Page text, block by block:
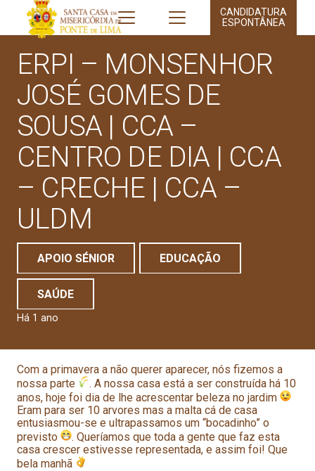
CANDIDATURA
ESPONTÂNEA
ERPI – MONSENHOR
JOSÉ GOMES DE
SOUSA | CCA –
CENTRO DE DIA | CCA
– CRECHE | CCA –
ULDM
APOIO SÉNIOR EDUCAÇÃO
SAÚDE
Há 1 ano
Com a primavera a não querer aparecer, nós fizemos a
nossa parte
. A nossa casa está a ser construída há 10
anos, hoje foi dia de lhe acrescentar beleza no jardim
Eram para ser 10 arvores mas a malta cá de casa
entusiasmou-se e ultrapassamos um “bocadinho” o
previsto
. Queríamos que toda a gente que faz esta
casa crescer estivesse representada, e assim foi! Que
bela manhã